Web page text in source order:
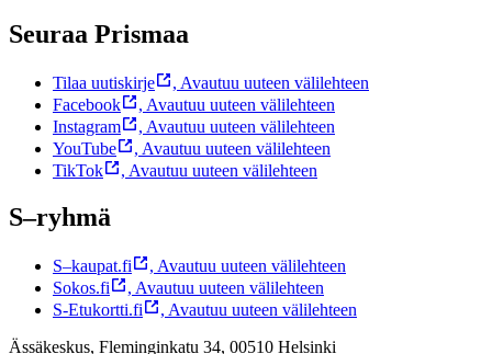
Seuraa Prismaa
Tilaa uutiskirje , Avautuu uuteen välilehteen
Facebook
, Avautuu uuteen välilehteen
Instagram
, Avautuu uuteen välilehteen
YouTube
, Avautuu uuteen välilehteen
TikTok
, Avautuu uuteen välilehteen
S–ryhmä
S–kaupat.fi , Avautuu uuteen välilehteen
Sokos.fi
, Avautuu uuteen välilehteen
S-Etukortti.fi
, Avautuu uuteen välilehteen
Ässäkeskus, Fleminginkatu 34, 00510 Helsinki